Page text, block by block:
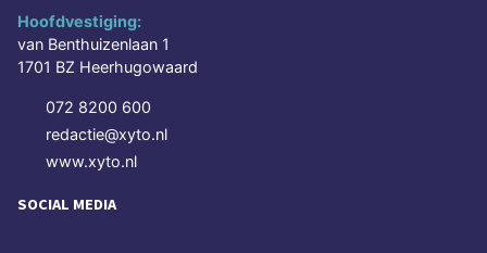
Hoofdvestiging:
van Benthuizenlaan 1
1701 BZ Heerhugowaard
072 8200 600
redactie@xyto.nl
www.xyto.nl
SOCIAL MEDIA